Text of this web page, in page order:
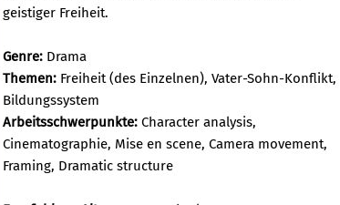
geistiger Freiheit.
Genre: Drama
Themen: Freiheit (des Einzelnen), Vater-Sohn-Konflikt,
Bildungssystem
Arbeitsschwerpunkte: Character analysis,
Cinematographie, Mise en scene, Camera movement,
Framing, Dramatic structure